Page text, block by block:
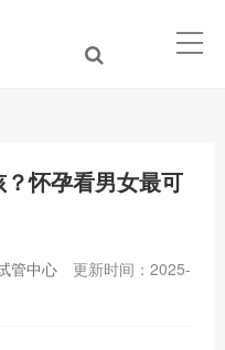
怀孕看男女最可
管中心
更新时间：2025-